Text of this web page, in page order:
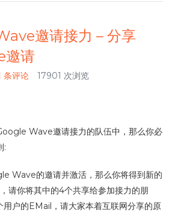
邀请接力 – 分享
邀请
条评论 17901 次浏览
Wave邀请接力的队伍中，那么你必
:
Wave的邀请并激活，那么你将得到新的
请你将其中的4个共享给参加接力的朋
户的EMail，请大家本着互联网分享的原